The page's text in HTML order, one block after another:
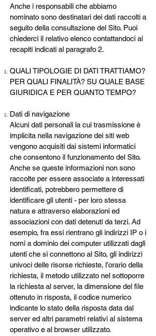
Anche i responsabili che abbiamo
nominato sono destinatari dei dati raccolti a
seguito della consultazione del Sito. Puoi
chiederci il relativo elenco contattandoci ai
recapiti indicati al paragrafo 2.
QUALI TIPOLOGIE DI DATI TRATTIAMO?
PER QUALI FINALITÀ? SU QUALE BASE
GIURIDICA E PER QUANTO TEMPO?
Dati di navigazione
Alcuni dati personali la cui trasmissione è
implicita nella navigazione dei siti web
vengono acquisiti dai sistemi informatici
che consentono il funzionamento del Sito.
Anche se queste informazioni non sono
raccolte per essere associate a interessati
identificati, potrebbero permettere di
identificare gli utenti - per loro stessa
natura e attraverso elaborazioni ed
associazioni con dati detenuti da terzi. Ad
esempio, fra essi rientrano gli indirizzi IP o i
nomi a dominio dei computer utilizzati dagli
utenti che si connettono al Sito, gli indirizzi
univoci delle risorse richieste, l’orario della
richiesta, il metodo utilizzato nel sottoporre
la richiesta al server, la dimensione del file
ottenuto in risposta, il codice numerico
indicante lo stato della risposta data dal
server ed altri parametri relativi al sistema
operativo e al browser utilizzato.